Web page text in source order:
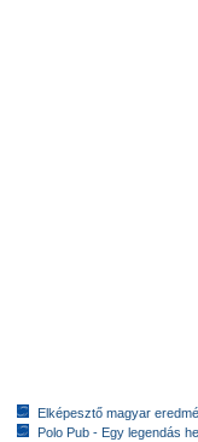
Elképesztő magyar
Polo Pub - Egy legendás